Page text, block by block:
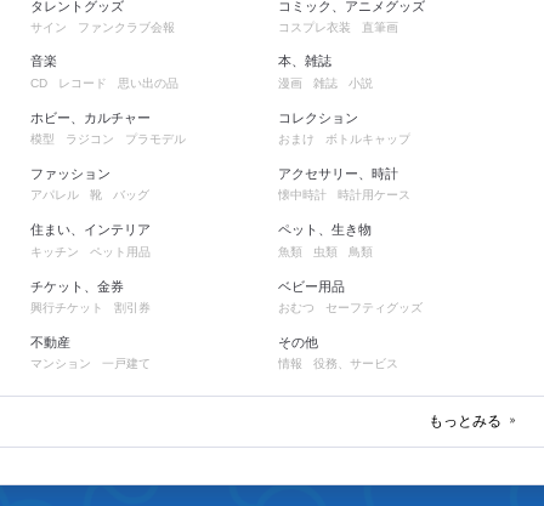
タレントグッズ
サイン ファンクラブ会報
コミック、アニメグッズ
コスプレ衣装 直筆画
音楽
CD レコード 思い出の品
ホビー、カルチャー
模型 ラジコン プラモデル
ファッション
アパレル 靴 バッグ
住まい、インテリア
キッチン ペット用品
チケット、金券
興行チケット 割引券
不動産
マンション 一戸建て
本、雑誌
漫画 雑誌 小説
コレクション
おまけ ボトルキャップ
アクセサリー、時計
懐中時計 時計用ケース
ペット、生き物
魚類 虫類 鳥類
ベビー用品
おむつ セーフティグッズ
その他
情報 役務、サービス
もっとみる